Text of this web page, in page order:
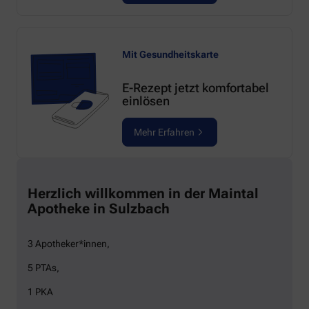
Mit Gesundheitskarte
E-Rezept jetzt komfortabel
einlösen
Mehr Erfahren
Herzlich willkommen in der Maintal
Apotheke in Sulzbach
3 Apotheker*innen,
5 PTAs,
1 PKA